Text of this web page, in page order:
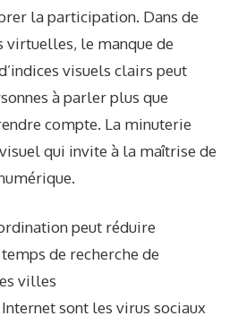
la participation. Dans de
virtuelles, le manque de
visuels clairs peut
à parler plus que
compte. La minuterie
qui invite à la maîtrise de
peut réduire
de recherche de
villes
sont les virus sociaux